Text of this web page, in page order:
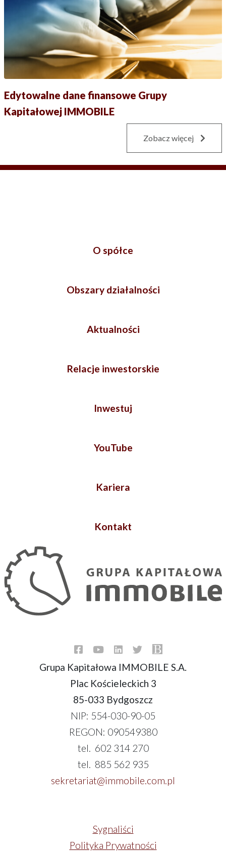
Edytowalne dane finansowe Grupy
Kapitałowej IMMOBILE
Zobacz więcej
O spółce
Obszary działalności
Aktualności
Relacje inwestorskie
Inwestuj
YouTube
Kariera
Kontakt
Grupa Kapitałowa IMMOBILE S.A.
Plac Kościeleckich 3
85-033 Bydgoszcz
NIP: 554-030-90-05
REGON: 090549380
tel. 602 314 270
tel. 885 562 935
sekretariat@immobile.com.pl
Sygnaliści
Polityka Prywatności